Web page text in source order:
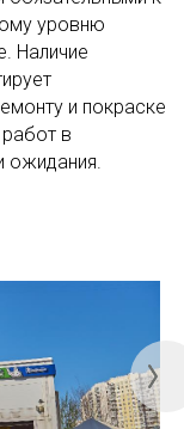
уровню
Наличие
и покраске
в
ожидания.